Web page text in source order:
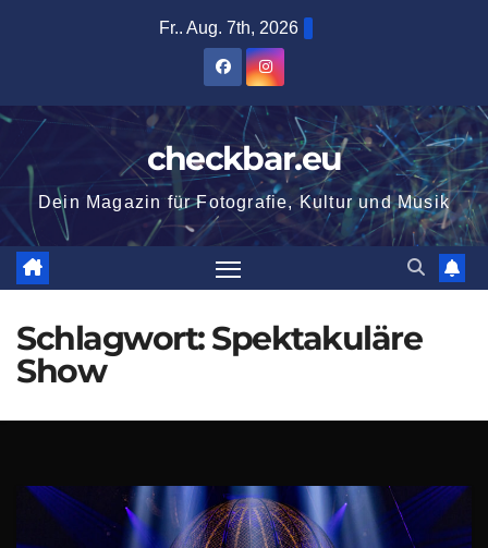
Fr.. Aug. 7th, 2026
checkbar.eu
Dein Magazin für Fotografie, Kultur und Musik
Schlagwort:Spektakuläre
Show